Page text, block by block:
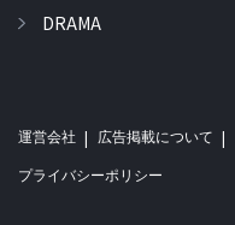
DRAMA
運営会社 広告掲載について
プライバシーポリシー